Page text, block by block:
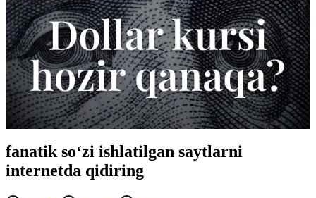
fanatik so‘zi ishlatilgan saytlarni
internetda qidiring